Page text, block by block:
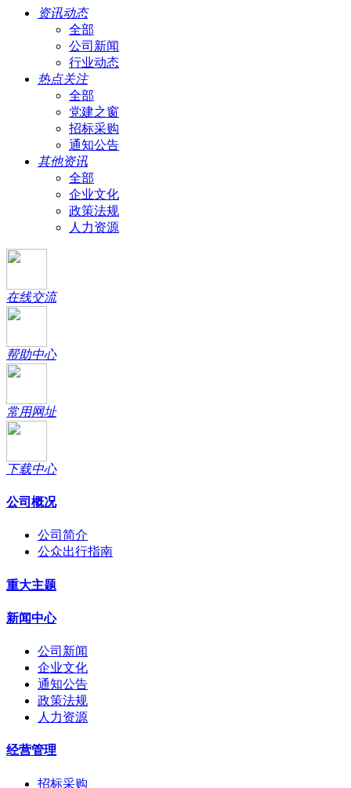
资讯动态
全部
公司新闻
行业动态
热点关注
全部
党建之窗
招标采购
通知公告
其他资讯
全部
企业文化
政策法规
人力资源
在线交流
帮助中心
常用网址
下载中心
公司概况
公司简介
公众出行指南
重大主题
新闻中心
公司新闻
企业文化
通知公告
政策法规
人力资源
经营管理
招标采购